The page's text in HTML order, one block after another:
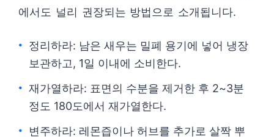
에서도 널리 권장되는 방법으로 소개됩니다.
정리하라: 남은 새우는 밀폐 용기에 넣어 냉장
보관하고, 1일 이내에 소비한다.
재가열하라: 표면의 수분을 제거한 후 2~3분
정도 180도에서 재가열한다.
변주하라: 레몬즙이나 허브를 추가로 살짝 뿌